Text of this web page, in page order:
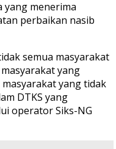
yang menerima
perbaikan nasib
semua masyarakat
yang
yang tidak
DTKS yang
operator Siks-NG